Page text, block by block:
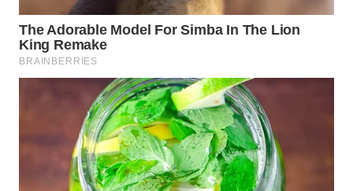
MADURA
WN
BINTAN